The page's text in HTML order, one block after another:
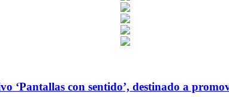
‘Pantallas con sentido’, destinado a